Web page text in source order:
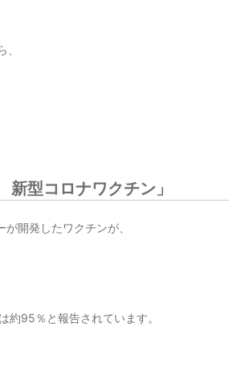
型コロナワクチン」
開発したワクチンが、
約95％と報告されています。